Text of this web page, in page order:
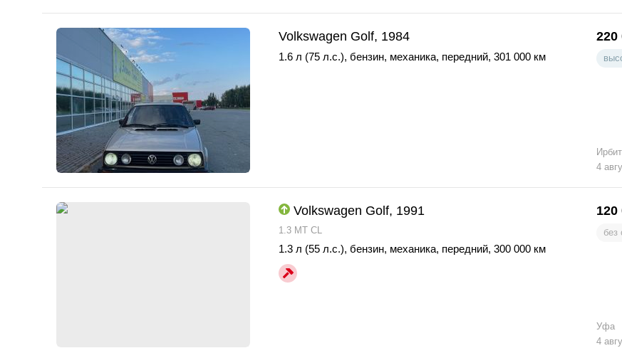
Volkswagen Golf, 1984
1.6 л (75 л.с.), бензин, механика, передний, 301 000 км
220
Ирбит
4
Volkswagen Golf, 1991
1.3 MT CL
1.3 л (55 л.с.), бензин, механика, передний, 300 000 км
120
без
Уфа
4